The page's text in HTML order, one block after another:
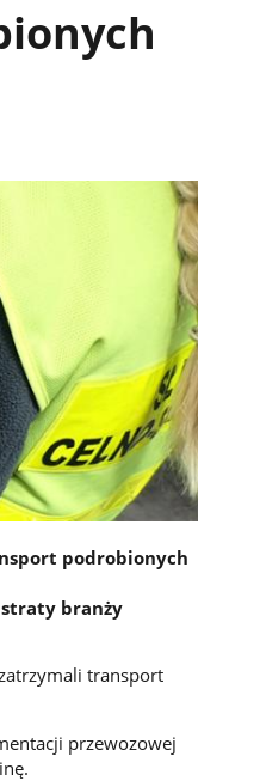
podrobionych
branży
transport
przewozowej